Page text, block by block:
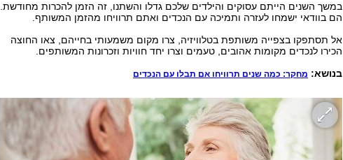
במשך השנים הייתם עסוקים והילדים שלכם גדלו והשתנו, זה הזמן להכרות מחודשת.
הם בוודאי ישמחו לעזרה ותמיכה עם הנכדים ואתם תרוויחו מהזמן המשותף.
אל תסתפקו בצפייה משותפת בטלוויזיה, צרו מקום משמעותי בחייהם, צאו החוצה
הכירו לנכדים מקומות אהובים, טעמים וצרו יחד חוויות וזכרונות המשותפים.
בנושא: מחקר: כמה שנים תרוויחו אם תבלו עם הנכדים